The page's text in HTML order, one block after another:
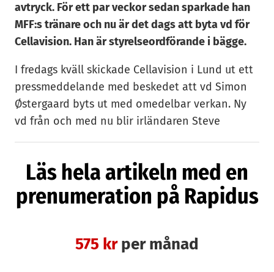
avtryck. För ett par veckor sedan sparkade han
MFF:s tränare och nu är det dags att byta vd för
Cellavision. Han är styrelseordförande i bägge.
I fredags kväll skickade Cellavision i Lund ut ett
pressmeddelande med beskedet att vd Simon
Østergaard byts ut med omedelbar verkan. Ny
vd från och med nu blir irländaren Steve
– Cellavision går in i ett nytt skede som kräver
en ny typ av ledarskap. I bolaget finns mycket
innovation som står inför kommersialisering, då
Steve Ferguson, säger Zlatko Rihter.
Läs hela artikeln med en
prenumeration på Rapidus
575 krper månad